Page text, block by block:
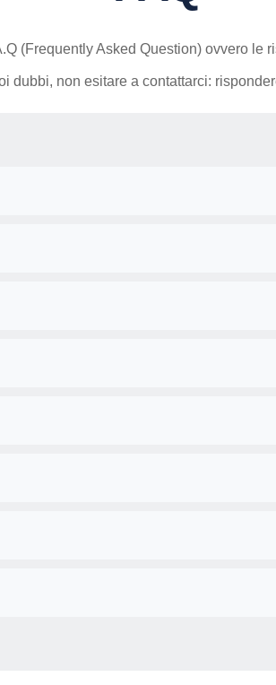
(Frequently Asked Question) ovvero le
dubbi, non esitare a contattarci: